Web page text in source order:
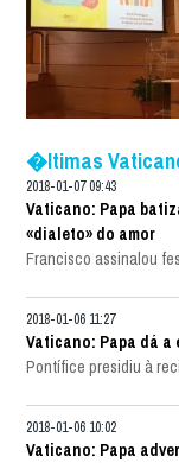
�ltimas
2018-01-07 09:43
Vaticano: Papa
«dialeto» do amor
Francisco assinalou
2018-01-06 11:27
Vaticano: Papa dá a
Pontífice presidiu à
2018-01-06 10:02
Vaticano: Papa